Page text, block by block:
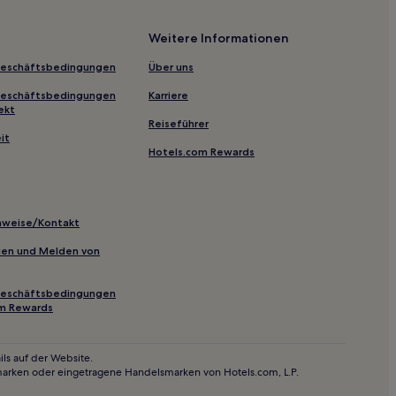
Kontakt
und Melden von
Rewards
Weitere Informationen
Über uns
Karriere
Reiseführer
Hotels.com Rewards
auf der Website.
oder eingetragene Handelsmarken von Hotels.com, L.P.